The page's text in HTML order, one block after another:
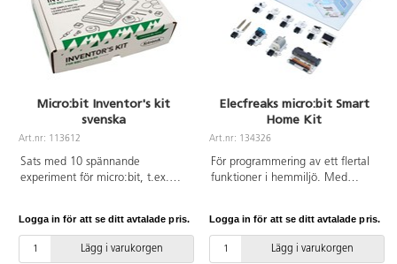
Micro:bit Inventor's kit
svenska
Art.nr: 113612
Sats med 10 spännande
experiment för micro:bit, t.ex.
handledning medföljer. Du
behöver inte någon tidigare
erfarenhet av programmering.
Logga in för att se ditt avtalade pris.
Lägg i varukorgen
Elecfreaks micro:bit Smart
Home Kit
Art.nr: 134326
För programmering av ett flertal
funktioner i hemmiljö. Med
samt diverse motorer och
servostyrningar kan elever
programmera micro:bit för
Logga in för att se ditt avtalade pris.
Lägg i varukorgen